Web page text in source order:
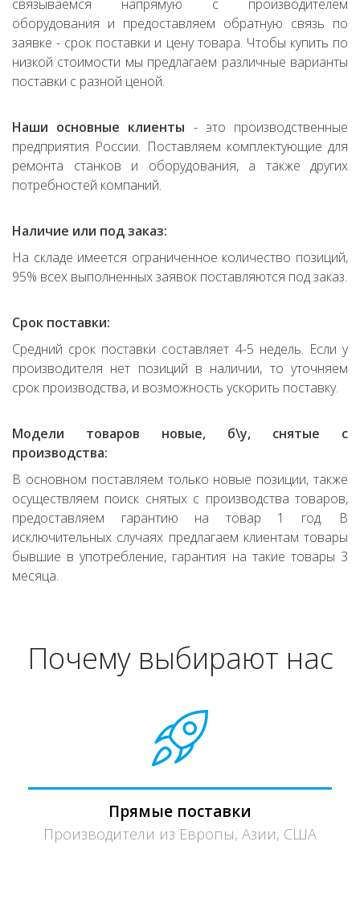
связываемся напрямую с производителем
оборудования и предоставляем обратную связь по
заявке - срок поставки и цену товара. Чтобы купить по
низкой стоимости мы предлагаем различные варианты
поставки с разной ценой.
Наши основные клиенты - это производственные
предприятия России. Поставляем комплектующие для
ремонта станков и оборудования, а также других
потребностей компаний.
Наличие или под заказ:
На складе имеется ограниченное количество позиций,
95% всех выполненных заявок поставляются под заказ.
Срок поставки:
Средний срок поставки составляет 4-5 недель. Если у
производителя нет позиций в наличии, то уточняем
срок производства, и возможность ускорить поставку.
Модели товаров новые, б\у, снятые с
производства:
В основном поставляем только новые позиции, также
осуществляем поиск снятых с производства товаров,
предоставляем гарантию на товар 1 год. В
исключительных случаях предлагаем клиентам товары
бывшие в употребление, гарантия на такие товары 3
месяца.
Почему выбирают нас
Прямые поставки
Производители из Европы, Азии, США